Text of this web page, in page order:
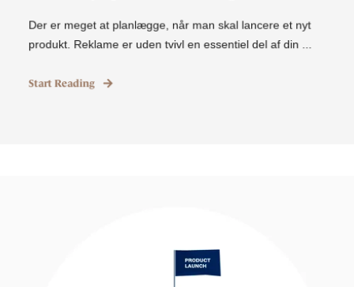
Der er meget at planlægge, når man skal lancere et nyt
produkt. Reklame er uden tvivl en essentiel del af din ...
Start Reading